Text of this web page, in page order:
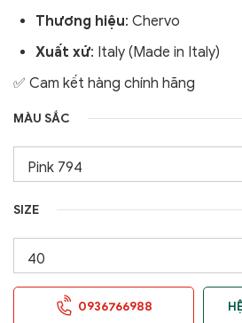
Thương hiệu: Chervo
Xuất xứ: Italy (Made in Italy)
✅ Cam kết hàng chính hãng
MÀU SẮC
SIZE
0936766988